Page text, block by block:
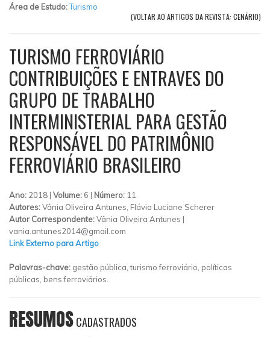
Área de Estudo:Turismo
(VOLTAR AO ARTIGOS DA REVISTA: CENÁRIO)
TURISMO FERROVIÁRIO
CONTRIBUIÇÕES E ENTRAVES DO
GRUPO DE TRABALHO
INTERMINISTERIAL PARA GESTÃO
RESPONSÁVEL DO PATRIMÔNIO
FERROVIÁRIO BRASILEIRO
Ano: 2018 | Volume: 6 | Número: 11
Autores:Vânia Oliveira Antunes, Flávia Luciane Scherer
Autor Correspondente:Vânia Oliveira Antunes |
vania.antunes2014@gmail.com
Link Externo para Artigo
Palavras-chave: gestão pública, turismo ferroviário, políticas
públicas, bens ferroviários.
RESUMOSCADASTRADOS